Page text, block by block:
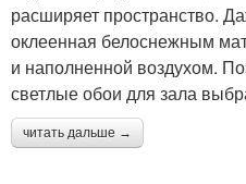
расширяет пространство.
оклеенная белоснежным
и наполненной воздухом.
светлые обои для зала
читать дальше →